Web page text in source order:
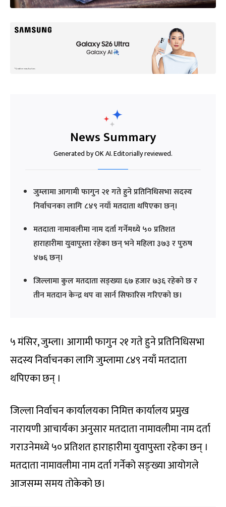
News Summary
Generated by OK AI. Editorially reviewed.
जुम्लामा आगामी फागुन २१ गते हुने प्रतिनिधिसभा सदस्य
निर्वाचनका लागि ८४९ नयाँ मतदाता थपिएका छन्।
मतदाता नामावलीमा नाम दर्ता गर्नेमध्ये ५० प्रतिशत
हाराहारीमा युवापुस्ता रहेका छन् भने महिला ३७३ र पुरुष
४७६ छन्।
जिल्लामा कुल मतदाता सङ्ख्या ६७ हजार ७३६ रहेको छ र
तीन मतदान केन्द्र थप वा सार्न सिफारिस गरिएको छ।
५ मंसिर, जुम्ला। आगामी फागुन २१ गते हुने प्रतिनिधिसभा
सदस्य निर्वाचनका लागि जुम्लामा ८४९ नयाँ मतदाता
थपिएका छन् ।
जिल्ला निर्वाचन कार्यालयका निमित्त कार्यालय प्रमुख
नारायणी आचार्यका अनुसार मतदाता नामावलीमा नाम दर्ता
गराउनेमध्ये ५० प्रतिशत हाराहारीमा युवापुस्ता रहेका छन् ।
मतदाता नामावलीमा नाम दर्ता गर्नेको सङ्ख्या आयोगले
आजसम्म समय तोकेको छ।